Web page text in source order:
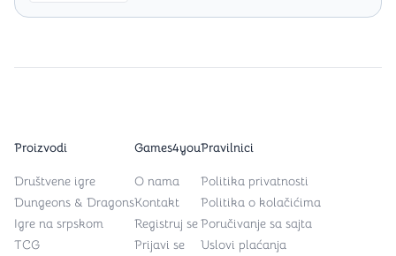
Proizvodi
Društvene igre
Dungeons & Dragons
Igre na srpskom
TCG
Games4you
O nama
Kontakt
Registruj se
Prijavi se
Pravilnici
Politika privatnosti
Politika o kolačićima
Poručivanje sa sajta
Uslovi plaćanja